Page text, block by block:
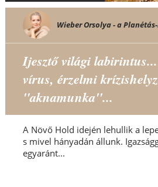
Wieber Orsolya - a
Ijesztő világi
vírus, érzelmi
"aknamunka"...
A Növő Hold idején lehullik a
s mivel hányadán állunk.
egyaránt...